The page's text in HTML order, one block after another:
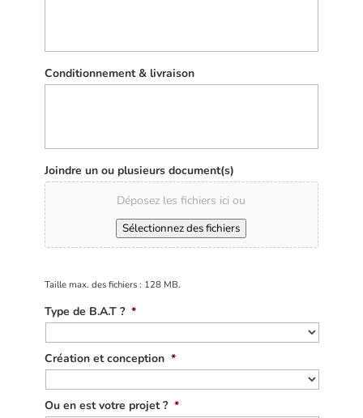
Conditionnement & livraison
Joindre un ou plusieurs document(s)
Déposez les fichiers ici ou
Sélectionnez des fichiers
Taille max. des fichiers : 128 MB.
Type de B.A.T ? *
Création et conception *
Ou en est votre projet ? *